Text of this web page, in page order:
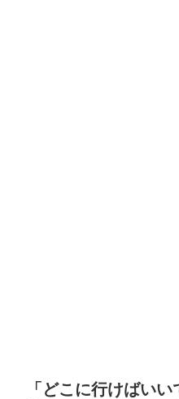
「どこに行けばい